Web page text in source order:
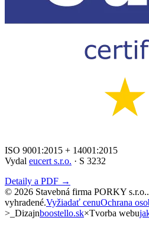
ISO 9001:2015 + 14001:2015
Vydal eucert s.r.o. · S 3232
Detaily a PDF →
© 2026 Stavebná firma PORKY s.r.o.
vyhradené.Vyžiadať cenuOchrana
>_ Dizajnboostello.sk×Tvorba webu